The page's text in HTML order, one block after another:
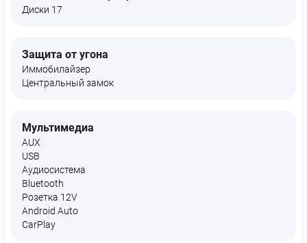
Диски 17
Защита от угона
Иммобилайзер
Центральный замок
Мультимедиа
AUX
USB
Аудиосистема
Bluetooth
Розетка 12V
Android Auto
CarPlay